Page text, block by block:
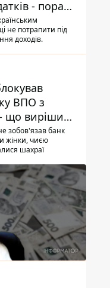
- поради
не потрапити під
доходів.
ВПО з
що вирішив
зобов'язав банк
жінки, чиєю
шахраї